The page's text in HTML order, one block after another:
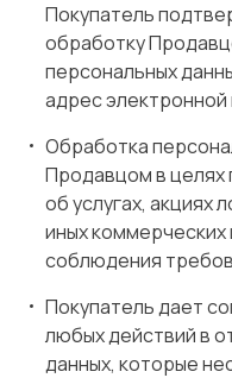
Покупатель
обработку
персональных
адрес
Обработка
Продавцом в
об услугах, акциях
иных
соблюдения
Покупатель дает
любых действий в
данных, которые